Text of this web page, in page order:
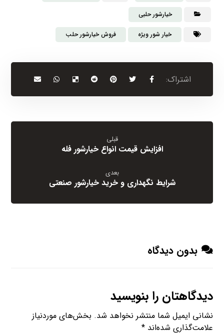
خیارشور حلبی
خیار شور ویژه فروش خیارشور حلب
قبلی
افزایش قیمت انواع خیارشور فله
بعدی
شرایط نگهداری و خرید خیارشور صنعتی
بدون دیدگاه
دیدگاهتان را بنویسید
نشانی ایمیل شما منتشر نخواهد شد. بخش‌های موردنیاز
علامت‌گذاری شده‌اند*